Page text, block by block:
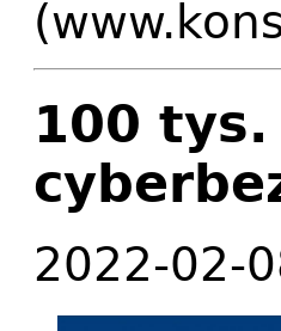
100 tys.
2022-02-